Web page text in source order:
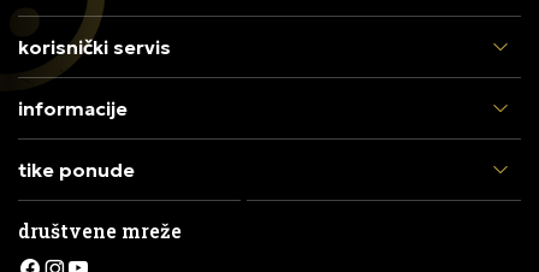
korisnički servis
informacije
tike ponude
društvene mreže